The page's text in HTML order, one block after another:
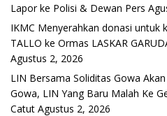
Lapor ke Polisi & Dewan Pers
IKMC Menyerahkan donasi untuk
TALLO ke Ormas LASKAR
Agustus 2, 2026
LIN Bersama Soliditas Gowa
Gowa, LIN Yang Baru Malah Ke
Catut Agustus 2, 2026